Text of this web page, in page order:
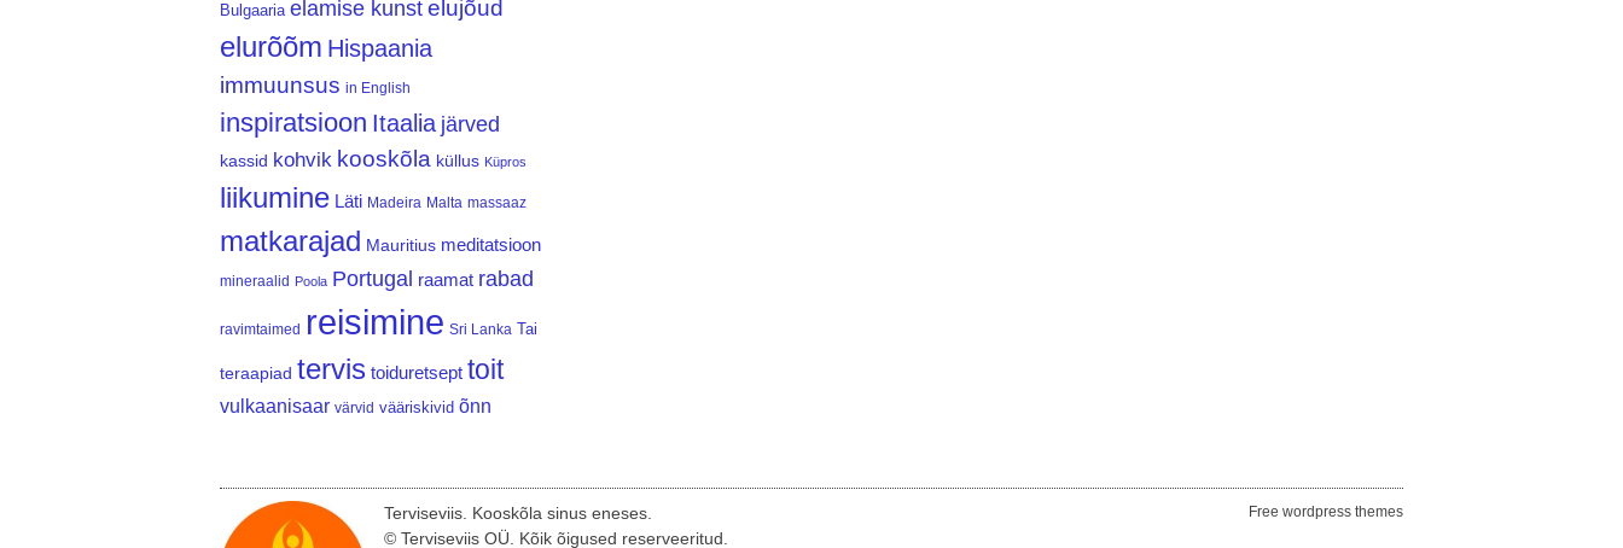
Bulgaaria elamise kunst elujõud
elurõõm Hispaania
immuunsus in English
inspiratsioon Itaalia järved
kassid kohvik kooskõla küllus Küpros
liikumine Läti Madeira Malta massaaz
matkarajad Mauritius meditatsioon
mineraalid Poola Portugal raamat rabad
ravimtaimed reisimine Sri Lanka Tai
teraapiad tervis toiduretsept toit
vulkaanisaar värvid vääriskivid õnn
Terviseviis. Kooskõla sinus eneses.
© Terviseviis OÜ. Kõik õigused reserveeritud.
Free wordpress themes